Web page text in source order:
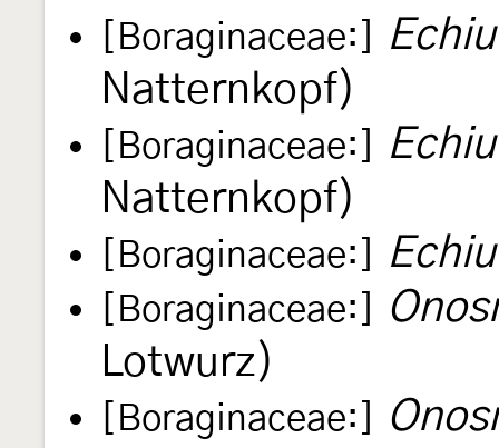
[Boraginaceae:]
Natternkopf)
[Boraginaceae:]
Natternkopf)
[Boraginaceae:]
[Boraginaceae:]
Lotwurz)
[Boraginaceae:]